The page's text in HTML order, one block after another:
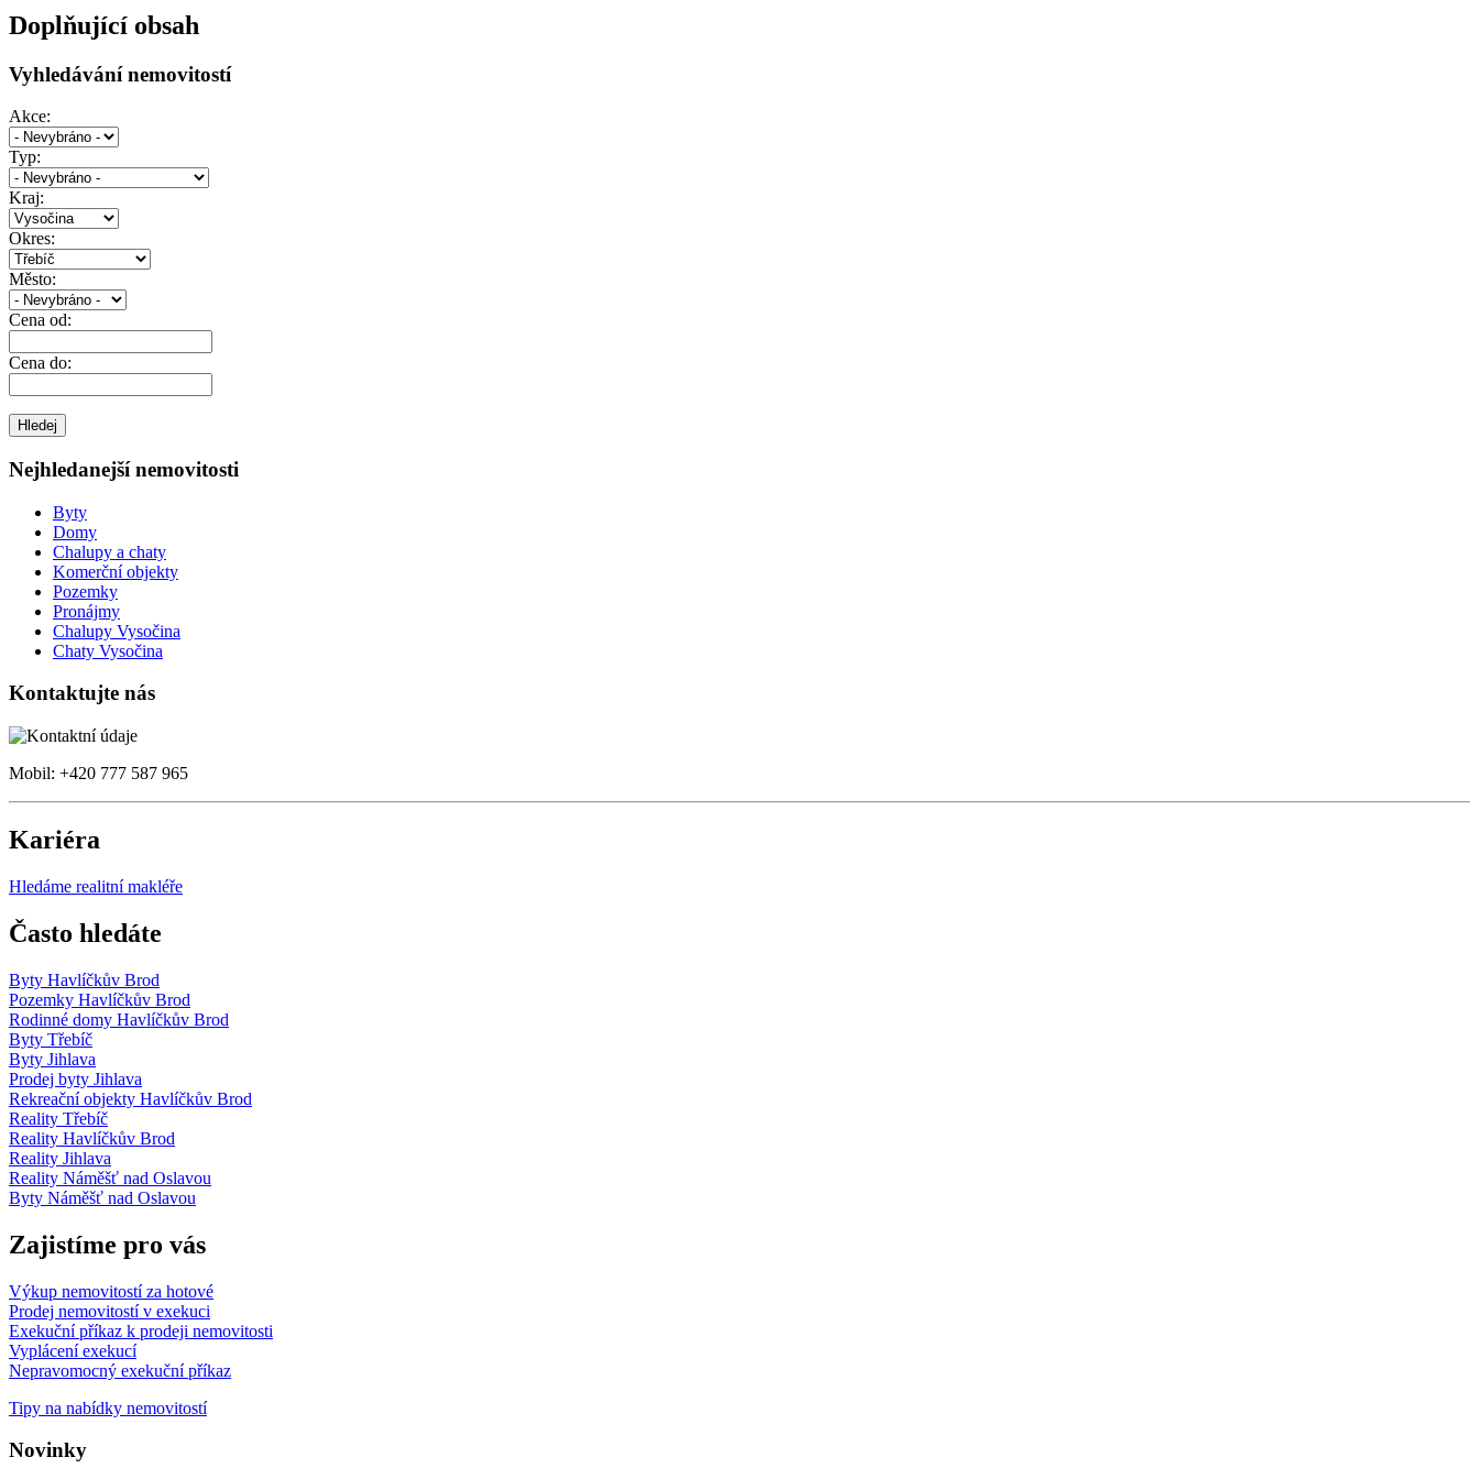
Doplňující obsah
Vyhledávání nemovitostí
Akce:
Typ:
Kraj:
Okres:
Město:
Cena od:
Cena do:
Nejhledanejší nemovitosti
Byty
Domy
Chalupy a chaty
Komerční objekty
Pozemky
Pronájmy
Chalupy Vysočina
Chaty Vysočina
Kontaktujte nás
Mobil: +420 777 587 965
Kariéra
Hledáme realitní makléře
Často hledáte
Byty Havlíčkův Brod
Pozemky Havlíčkův Brod
Rodinné domy Havlíčkův Brod
Byty Třebíč
Byty Jihlava
Prodej byty Jihlava
Rekreační objekty Havlíčkův Brod
Reality Třebíč
Reality Havlíčkův Brod
Reality Jihlava
Reality Náměšť nad Oslavou
Byty Náměšť nad Oslavou
Zajistíme pro vás
Výkup nemovitostí za hotové
Prodej nemovitostí v exekuci
Exekuční příkaz k prodeji nemovitosti
Vyplácení exekucí
Nepravomocný exekuční příkaz
Tipy na nabídky nemovitostí
Novinky